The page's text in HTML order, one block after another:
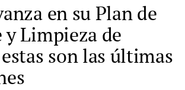
en su Plan de
y Limpieza de
son las últimas